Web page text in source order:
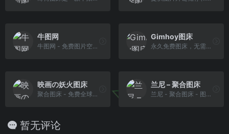
牛图网
牛图网 - 免费图片空间,图片上传,免费传图,免费上传图片,免费图片存储,免费外链,免费空间,PNG上传,GIF上传,JPEG上传,最好的图片上传站
Gimhoy图床
永久免费图床，无需注册，批量上传，即时预览，无限流量，无限外链，永久保存，微博服务器，全网CDN，高速稳定，网页上传，无需插件。支持JPG, GIF, PNG等文件格 式。支持远程图片上传。微博图床，围脖是个好图床。
映画の妖火图床
聚合图床 - 免费全球CDN图床 阿里图床 搜狗图床 京东图床 头条图床 腾讯图床 搜狐图床 网易图床 葫芦侠图床 58图床
兰尼 – 聚合图床
兰尼 - 聚合图床 - 图片上传工具 - 图片外链获取
暂无评论